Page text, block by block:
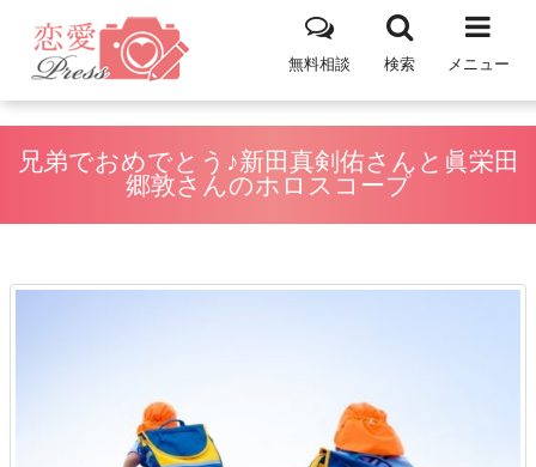
メニュー
検索
無料相談
兄弟でおめでとう♪新田真剣佑さんと眞栄田
郷敦さんのホロスコープ